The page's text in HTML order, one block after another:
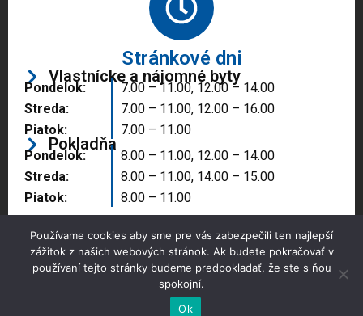
Stránkové dni
Vlastnícke a nájomné byty
Pondelok:
Streda:
Piatok:
7.00 – 11.00, 12.00 – 14.00
7.00 – 11.00, 12.00 – 16.00
7.00 – 11.00
Pokladňa
Pondelok:
Streda:
Piatok:
8.00 – 11.00, 12.00 – 14.00
8.00 – 11.00, 14.00 – 15.00
8.00 – 11.00
Copyright © 2025 Správa majetku mesta, n.o.,
Partizánske
Používame cookies aby sme pre vás zabezpečili ten najlepší
zážitok z našich webových stránok. Ak budete pokračovať v
používaní tejto stránky budeme predpokladať, že ste s ňou
spokojní.
Ok